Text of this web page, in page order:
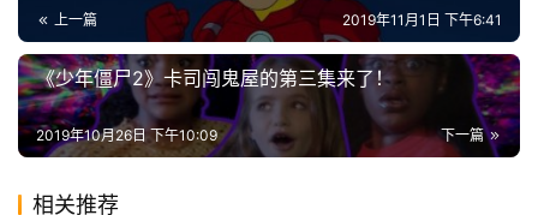
首
页
播
上一篇 2019年11月1日 下午6:41
《少年僵尸2》卡司闯鬼屋的第三集来了！
下一篇
2019年10月26日 下午10:09
相关推荐